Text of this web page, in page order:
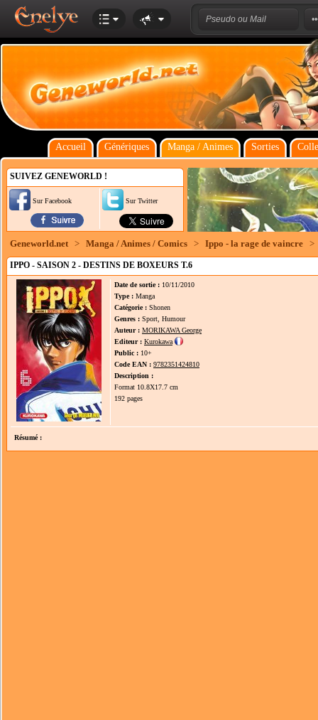
Accueil Génériques Manga / Animes Sorties
SUIVEZ GENEWORLD !
Sur Facebook Sur Twitter
Geneworld.net > Manga / Animes / Comics > Ippo - la rage de vaincre >
IPPO - SAISON 2 - DESTINS DE BOXEURS T.6
Date de sortie : 10/11/2010
Type : Manga
Catégorie : Shonen
Genres : Sport, Humour
Auteur : MORIKAWA George
Editeur : Kurokawa
Public : 10+
Code EAN : 9782351424810
Description :
Format 10.8X17.7 cm
192 pages
Résumé :